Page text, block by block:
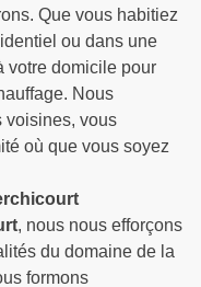
Que vous habitiez
ou dans une
votre domicile pour
Nous
voisines, vous
où que vous soyez
, nous nous efforçons
du domaine de la
formons